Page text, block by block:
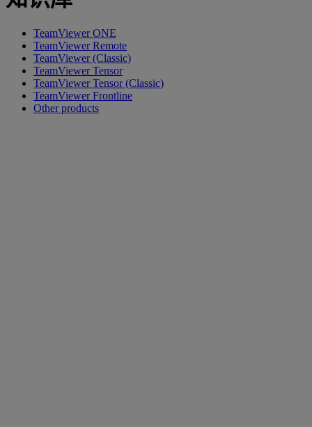
TeamViewer ONE
TeamViewer Remote
TeamViewer (Classic)
TeamViewer Tensor
TeamViewer Tensor (Classic)
TeamViewer Frontline
Other products